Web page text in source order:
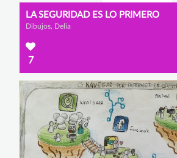
LA SEGURIDAD ES LO PRIMERO
Dibujos, Delia
7